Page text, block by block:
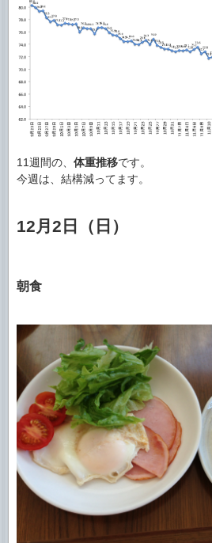
11週間の、 体重推移です。
今週は、結構減ってます。
12月2日（日）
朝食